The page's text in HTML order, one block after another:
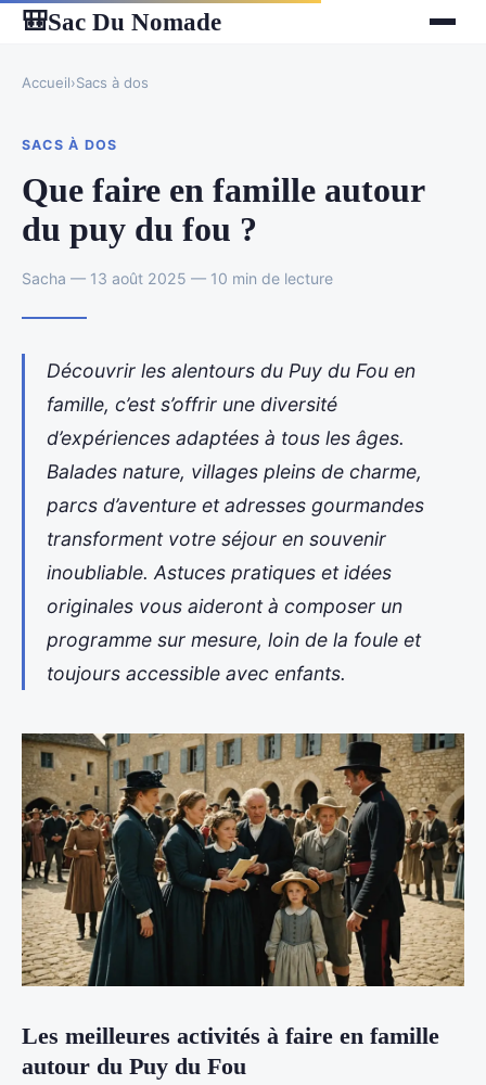
🎒Sac Du Nomade
Accueil›Sacs à dos
SACS À DOS
Que faire en famille autour
du puy du fou ?
Sacha — 13 août 2025 — 10 min de lecture
Découvrir les alentours du Puy du Fou en
famille, c’est s’offrir une diversité
d’expériences adaptées à tous les âges.
Balades nature, villages pleins de charme,
parcs d’aventure et adresses gourmandes
transforment votre séjour en souvenir
inoubliable. Astuces pratiques et idées
originales vous aideront à composer un
programme sur mesure, loin de la foule et
toujours accessible avec enfants.
Les meilleures activités à faire en famille
autour du Puy du Fou